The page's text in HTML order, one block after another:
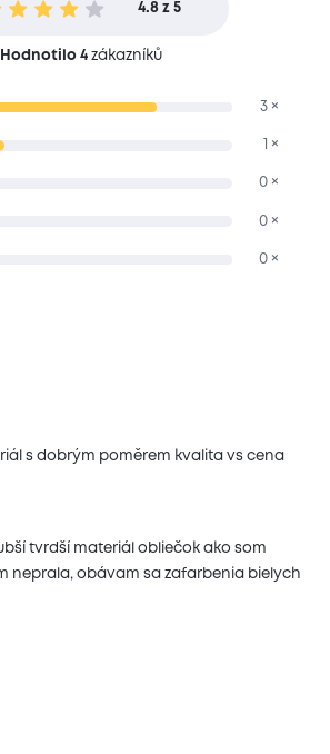
4.8 z 5
Hodnotilo 4zákazníků
3 ×
1 ×
0 ×
0 ×
0 ×
s dobrým poměrem kvalita vs cena
tvrdší materiál obliečok ako som
neprala, obávam sa zafarbenia bielych